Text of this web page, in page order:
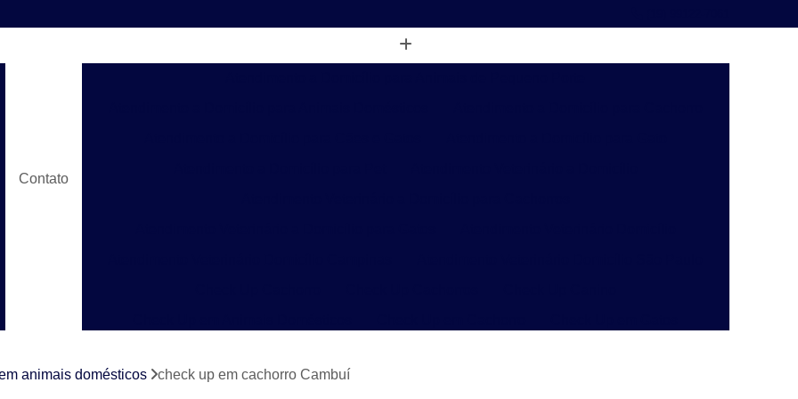
Contato
Check-up Veterinário em Cachorro
animais domésticos check up em cachorro Cambuí